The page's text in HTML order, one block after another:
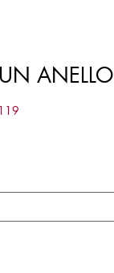
ANELLO